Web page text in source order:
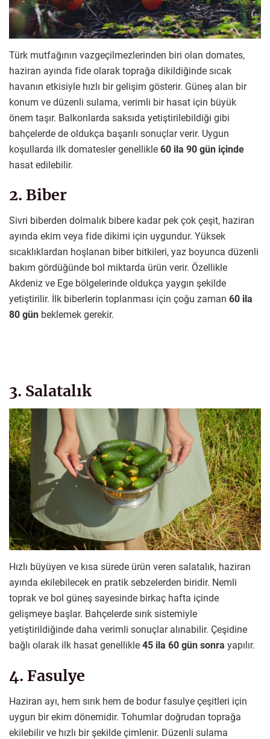
Türk mutfağının vazgeçilmezlerinden biri olan domates,
haziran ayında fide olarak toprağa dikildiğinde sıcak
havanın etkisiyle hızlı bir gelişim gösterir. Güneş alan bir
konum ve düzenli sulama, verimli bir hasat için büyük
önem taşır. Balkonlarda saksıda yetiştirilebildiği gibi
bahçelerde de oldukça başarılı sonuçlar verir. Uygun
koşullarda ilk domatesler genellikle 60 ila 90 gün içinde
hasat edilebilir.
2. Biber
Sivri biberden dolmalık bibere kadar pek çok çeşit, haziran
ayında ekim veya fide dikimi için uygundur. Yüksek
sıcaklıklardan hoşlanan biber bitkileri, yaz boyunca düzenli
bakım gördüğünde bol miktarda ürün verir. Özellikle
Akdeniz ve Ege bölgelerinde oldukça yaygın şekilde
yetiştirilir. İlk biberlerin toplanması için çoğu zaman 60 ila
80 gün beklemek gerekir.
3. Salatalık
Hızlı büyüyen ve kısa sürede ürün veren salatalık, haziran
ayında ekilebilecek en pratik sebzelerden biridir. Nemli
toprak ve bol güneş sayesinde birkaç hafta içinde
gelişmeye başlar. Bahçelerde sırık sistemiyle
yetiştirildiğinde daha verimli sonuçlar alınabilir. Çeşidine
bağlı olarak ilk hasat genellikle 45 ila 60 gün sonra yapılır.
4. Fasulye
Haziran ayı, hem sırık hem de bodur fasulye çeşitleri için
uygun bir ekim dönemidir. Tohumlar doğrudan toprağa
ekilebilir ve hızlı bir şekilde çimlenir. Düzenli sulama